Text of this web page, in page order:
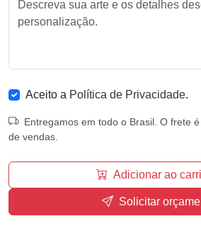
Aceito a Política de Privacidade.
Entregamos em todo o Brasil. O frete
de vendas.
Adicionar ao
Solicitar